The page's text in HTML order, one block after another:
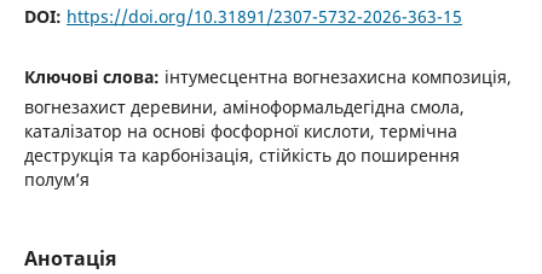
DOI: https://doi.org/10.31891/2307-5732-2026-363-15
Ключові слова: інтумесцентна вогнезахисна композиція,
вогнезахист деревини, аміноформальдегідна смола,
каталізатор на основі фосфорної кислоти, термічна
деструкція та карбонізація, стійкість до поширення
полум’я
Анотація